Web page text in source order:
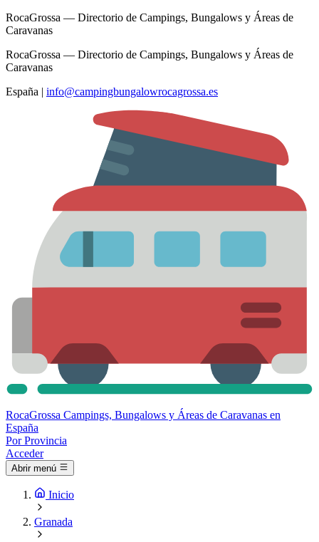
RocaGrossa — Directorio de Campings, Bungalows y Áreas de
Caravanas
RocaGrossa — Directorio de Campings, Bungalows y Áreas de
Caravanas
España | info@campingbungalowrocagrossa.es
RocaGrossa Campings, Bungalows y Áreas de Caravanas en
España
Por Provincia
Acceder
Abrir menú
Inicio
Granada